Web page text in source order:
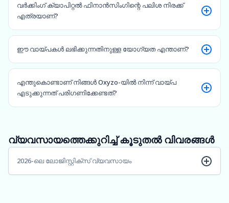
വർക്കിംഗ് ക്യാപിറ്റൽ ഫിനാൻസിംഗിന്റെ പലിശ നിരക്ക്
എത്രയാണ്?
ഈ വായ്പകൾ ലഭിക്കുന്നതിനുള്ള യോഗ്യത എന്താണ്?
എന്തുകൊണ്ടാണ് നിങ്ങൾ Oxyzo-യിൽ നിന്ന് വായ്പ
എടുക്കുന്നത് പരിഗണിക്കേണ്ടത്?
വ്യവസായത്തെക്കുറിച്ച് കൂടുതൽ വിവരങ്ങൾ
2026-ലെ ലോജിസ്റ്റിക്സ് വ്യവസായം